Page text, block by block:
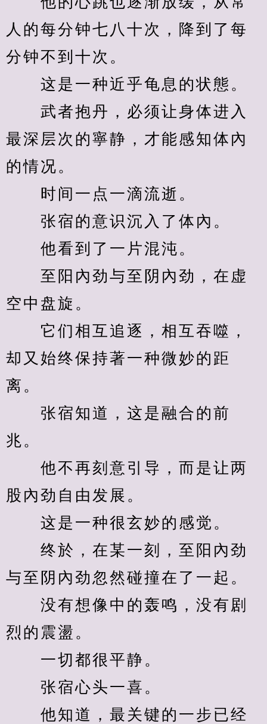
人的每分钟七八十次，降到了每
分钟不到十次。
这是一种近乎龟息的状態。
武者抱丹，必须让身体进入
最深层次的寧静，才能感知体內
的情况。
时间一点一滴流逝。
张宿的意识沉入了体內。
他看到了一片混沌。
至阳內劲与至阴內劲，在虚
空中盘旋。
它们相互追逐，相互吞噬，
却又始终保持著一种微妙的距
离。
张宿知道，这是融合的前
兆。
他不再刻意引导，而是让两
股內劲自由发展。
这是一种很玄妙的感觉。
终於，在某一刻，至阳內劲
与至阴內劲忽然碰撞在了一起。
没有想像中的轰鸣，没有剧
烈的震盪。
一切都很平静。
张宿心头一喜。
他知道，最关键的一步已经